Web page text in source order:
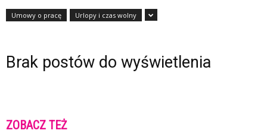
Umowy o pracę Urlopy i czas wolny
Brak postów do wyświetlenia
ZOBACZ TEŻ